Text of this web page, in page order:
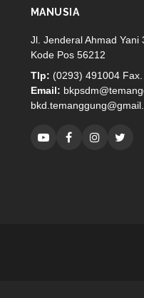
MANUSIA
Jl. Jenderal Ahmad Yani
Kode Pos 56212
Tlp: (0293) 491004
Email: